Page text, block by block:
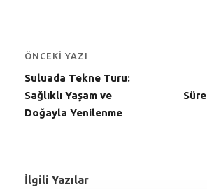
ÖNCEKI YAZI
Suluada Tekne Turu:
Sağlıklı Yaşam ve
Doğayla Yenilenme
İlgili Yazılar